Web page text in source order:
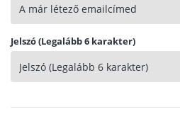
Jelszó (Legalább 6 karakter)